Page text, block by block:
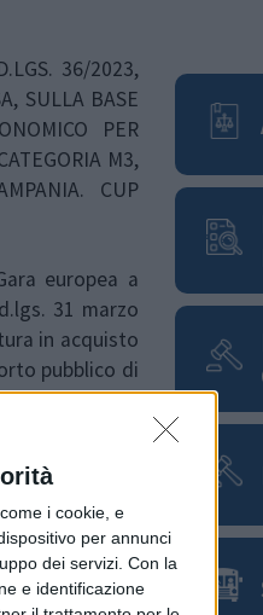
i cookie, e
per annunci
dei servizi. Con la
e identificazione
36/2023,
SULLA BASE
PER
M3,
CUP
europea a
31 marzo
in acquisto
pubblico di